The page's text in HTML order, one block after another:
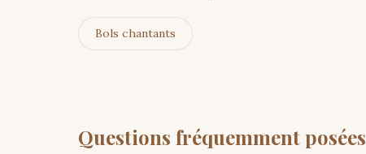
Bols chantants
Questions fréquemment posées